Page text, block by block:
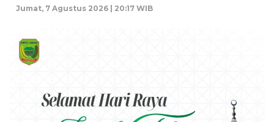
Jumat, 7 Agustus 2026 | 20:17 WIB